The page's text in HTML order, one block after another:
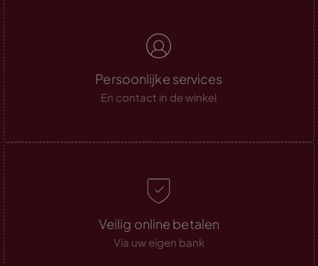
Persoonlijke services
En contact in de winkel
Veilig online betalen
Via uw eigen bank